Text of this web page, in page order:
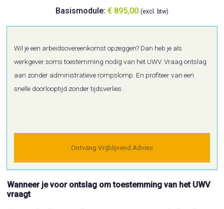
Basismodule: € 895,00 (excl. btw)
Wil je een arbeidsovereenkomst opzeggen? Dan heb je als
werkgever soms toestemming nodig van het UWV. Vraag ontslag
aan zonder administratieve rompslomp. En profiteer van een
snelle doorlooptijd zonder tijdsverlies.
Ontvang Vrijblijvend Advies
Wanneer je voor ontslag om toestemming van het UWV
vraagt